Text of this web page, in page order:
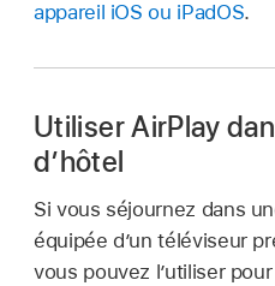
appareil iOS ou iPadOS.
Utiliser AirPlay
d’hôtel
Si vous séjournez dans
équipée d’un téléviseur
vous pouvez l’utiliser